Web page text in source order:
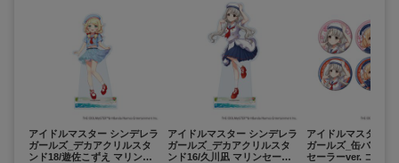
アイドルマスター シンデレラ
ガールズ_デカアクリルスタ
ンド18/遊佐こずえ マリンセ
アイドルマスター シンデレラ
ガールズ_デカアクリルスタ
ンド16/久川凪 マリンセーラ
アイドルマスター
ガールズ_缶バッジ
セーラーver. コンプ